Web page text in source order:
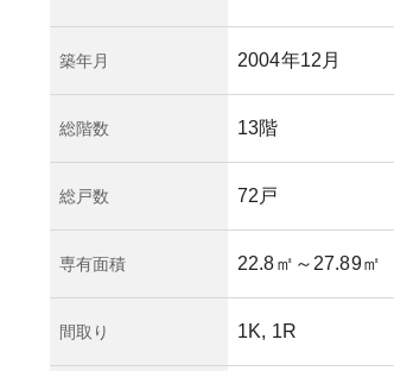
築年月 2004年12月
総階数 13階
総戸数 72戸
専有面積 22.8㎡ ～27.89㎡
間取り 1K, 1R